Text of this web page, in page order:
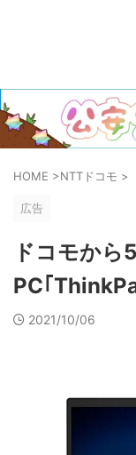
HOME >NTTドコモ >
広告
ドコモから
PC｢
2021/10/06